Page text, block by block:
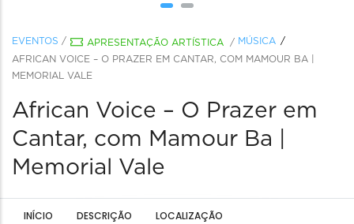
EVENTOS / APRESENTAÇÃO ARTÍSTICA / MÚSICA
AFRICAN VOICE – O PRAZER EM CANTAR, COM MAMOUR BA |
MEMORIAL VALE
African Voice – O Prazer em
Cantar, com Mamour Ba |
Memorial Vale
INÍCIO DESCRIÇÃO LOCALIZAÇÃO